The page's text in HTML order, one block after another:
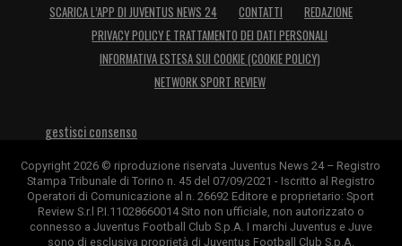
SCARICA L’APP DI JUVENTUS NEWS 24 CONTATTI
REDAZIONE
PRIVACY POLICY E TRATTAMENTO DEI DATI PERSONALI
INFORMATIVA ESTESA SUI COOKIE (COOKIE POLICY)
NETWORK SPORT REVIEW
gestisci consenso
Copyright 2026 © riproduzione riservata Juventus News 24 – Registro
Stampa Tribunale di Torino n. 45 del 07/09/2021 - Iscritto al Registro
Operatori di Comunicazione al n. 26692 Editore e proprietario: Sport
Review S.r.l P.I.11028660014 Sito non ufficiale, non autorizzato o
connesso a Juventus Football Club S.p.A. I marchi Juventus e Juve
sono di esclusiva proprietà di Juventus Football Club S.p.A.